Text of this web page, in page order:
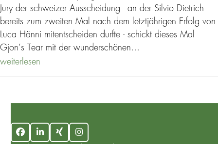
Jury der schweizer Ausscheidung - an der Silvio Dietrich
bereits zum zweiten Mal nach dem letztjährigen Erfolg von
Luca Hänni mitentscheiden durfte - schickt dieses Mal
Gjon’s Tear mit der wunderschönen…
weiterlesen
FacebookLinkedInXing
Instagram